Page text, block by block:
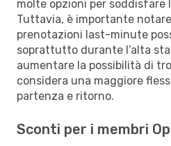
molte opzioni per soddisfare
Tuttavia, è importante
prenotazioni last-minute
soprattutto durante l’alta
aumentare la possibilità di
considera una maggiore
partenza e ritorno.
Sconti per i membri